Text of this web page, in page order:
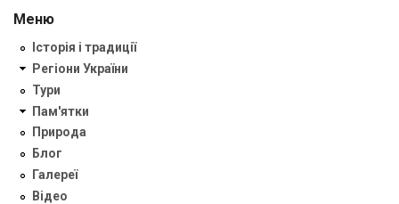
Меню
Історія і традиції
Регіони України
Тури
Пам'ятки
Природа
Блог
Галереї
Відео